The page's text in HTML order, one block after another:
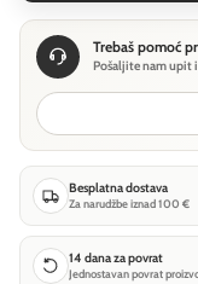
Trebaš pomoć
Pošaljite nam upit
Besplatna dostava
Za narudžbe iznad 100 €
14 dana za povrat
Jednostavan povrat